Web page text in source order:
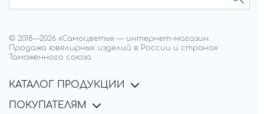
© 2018—2026 «Самоцветы» — интернет-магазин.
Продажа ювелирных изделий в России и странах
Таможенного союза
КАТАЛОГ ПРОДУКЦИИ
ПОКУПАТЕЛЯМ